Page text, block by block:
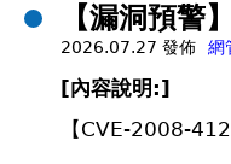
【漏洞預
2026.07.27 發佈 網
[內容說明:]
【CVE-2008-